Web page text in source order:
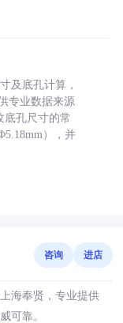
及底孔计算，
专业数据来源
底孔尺寸的常
），并
咨询 进店
海奉贤，专业提供
可靠。